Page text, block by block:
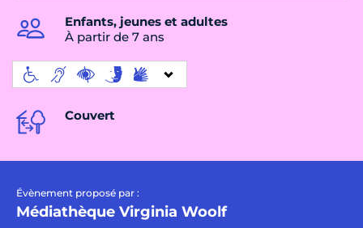
Enfants, jeunes et adultes
À partir de 7 ans
Couvert
Évènement proposé par :
Médiathèque Virginia Woolf